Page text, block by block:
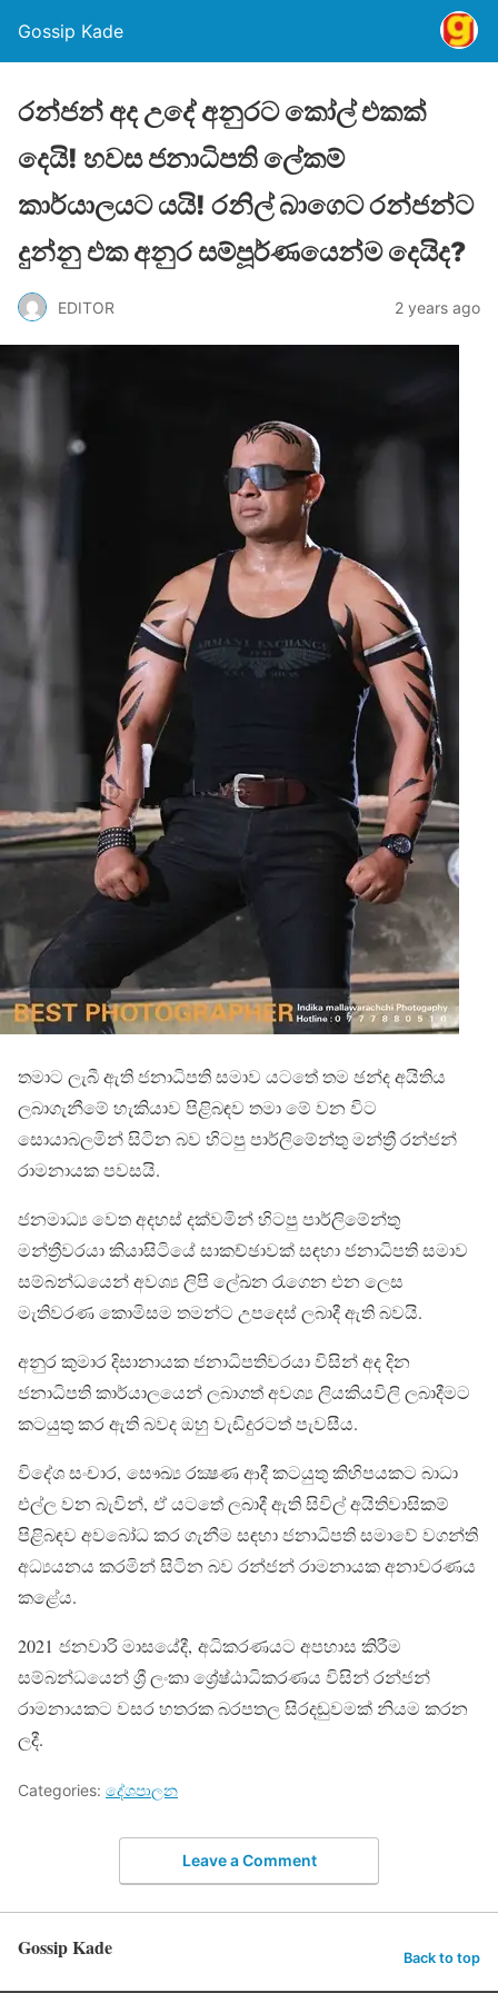
Gossip Kade
රන්ජන් අද උදේ අනුරට කෝල් එකක්
දෙයි! හවස ජනාධිපති ලේකම්
කාර්යාලයට යයි! රනිල් බාගෙට රන්ජන්ට
දුන්නු එක අනුර සම්පූර්ණයෙන්ම දෙයිද?
EDITOR 2 years ago
තමාට ලැබී ඇති ජනාධිපති සමාව යටතේ තම ඡන්ද අයිතිය
ලබාගැනීමේ හැකියාව පිළිබඳව තමා මේ වන විට
සොයාබලමින් සිටින බව හිටපු පාර්ලිමේන්තු මන්ත්‍රී රන්ජන්
රාමනායක පවසයි.
ජනමාධ්‍ය වෙත අදහස් දක්වමින් හිටපු පාර්ලිමේන්තු
මන්ත්‍රීවරයා කියාසිටියේ සාකච්ඡාවක් සඳහා ජනාධිපති සමාව
සම්බන්ධයෙන් අවශ්‍ය ලිපි ලේඛන රැගෙන එන ලෙස
මැතිවරණ කොමිසම තමන්ට උපදෙස් ලබාදී ඇති බවයි.
අනුර කුමාර දිසානායක ජනාධිපතිවරයා විසින් අද දින
ජනාධිපති කාර්යාලයෙන් ලබාගත් අවශ්‍ය ලියකියවිලි ලබාදීමට
කටයුතු කර ඇති බවද ඔහු වැඩිදුරටත් පැවසීය.
විදේශ සංචාර, සෞඛ්‍ය රක්‍ෂණ ආදී කටයුතු කිහිපයකට බාධා
එල්ල වන බැවින්, ඒ යටතේ ලබාදී ඇති සිවිල් අයිතිවාසිකම්
පිළිබඳව අවබෝධ කර ගැනීම සඳහා ජනාධිපති සමාවේ වගන්ති
අධ්‍යයනය කරමින් සිටින බව රන්ජන් රාමනායක අනාවරණය
කළේය.
2021 ජනවාරි මාසයේදී, අධිකරණයට අපහාස කිරීම
සම්බන්ධයෙන් ශ්‍රී ලංකා ශ්‍රේෂ්ඨාධිකරණය විසින් රන්ජන්
රාමනායකට වසර හතරක බරපතල සිරදඬුවමක් නියම කරන
ලදී.
Categories: දේශපාලන
Leave a Comment
Gossip Kade Back to top